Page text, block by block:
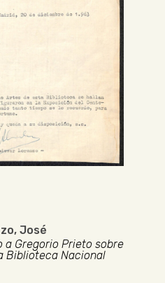
José
a Gregorio Prieto sobre
Biblioteca Nacional